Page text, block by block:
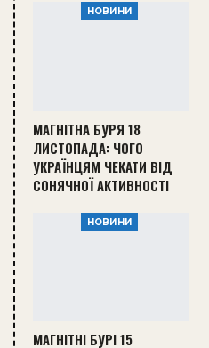
НОВИНИ
МАГНІТНА БУРЯ 18
ЛИСТОПАДА: ЧОГО
УКРАЇНЦЯМ ЧЕКАТИ ВІД
СОНЯЧНОЇ АКТИВНОСТІ
НОВИНИ
МАГНІТНІ БУРІ 15